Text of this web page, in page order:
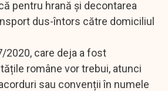
pentru hrană și decontarea
dus-întors către domiciliul
2020, care deja a fost
române vor trebui, atunci
sau convenții în numele